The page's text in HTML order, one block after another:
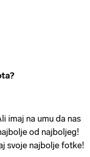
imaj na umu da nas
od najboljeg!
svoje najbolje fotke!